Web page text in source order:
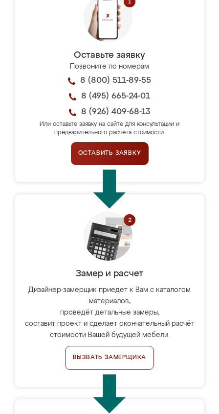
Оставьте заявку
Позвоните по номерам
8 (800) 511-89-55
8 (495) 665-24-01
8 (926) 409-68-13
Или оставьте заявку на сайте для консультации и
предварительного расчёта стоимости.
ОСТАВИТЬ ЗАЯВКУ
Замер и расчет
Дизайнер-замерщик приедет к Вам с каталогом
материалов,
проведёт детальные замеры,
составит проект и сделает окончательный расчёт
стоимости Вашей будущей мебели.
ВЫЗВАТЬ ЗАМЕРЩИКА